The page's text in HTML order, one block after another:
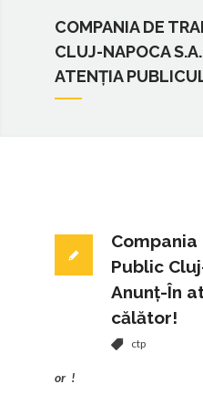
COMPANIA DE
CLUJ-NAPOCA
ATENȚIA
Public
Anunț-În
călător!
ctp
or !